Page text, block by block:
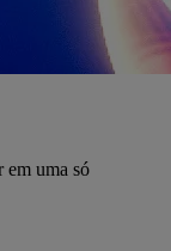
em uma só